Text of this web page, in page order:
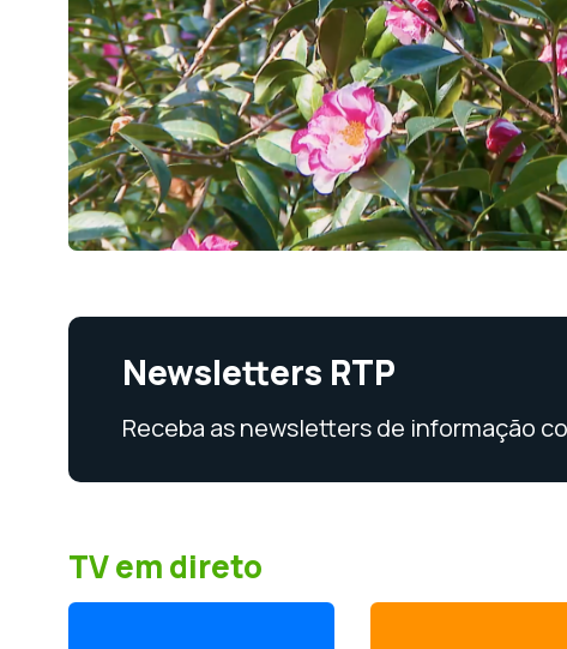
Newsletters RTP
Receba as newsletters de informação
TV em direto